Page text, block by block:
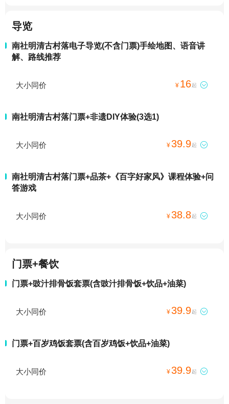
导览
南社明清古村落电子导览(不含门票)手绘地图、语音讲
解、路线推荐
大小同价 ¥ 16起 
南社明清古村落门票+非遗DIY体验(3选1)
大小同价 ¥39.9起 
南社明清古村落门票+品茶+《百字好家风》课程体验+问
答游戏
大小同价 ¥38.8起 
门票+餐饮
门票+豉汁排骨饭套票(含豉汁排骨饭+饮品+油菜)
大小同价 ¥39.9起 
门票+百岁鸡饭套票(含百岁鸡饭+饮品+油菜)
大小同价 ¥39.9起 